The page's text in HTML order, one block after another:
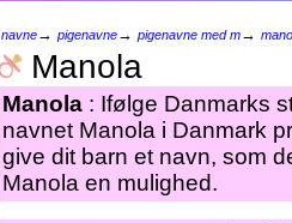
navne→ pigenavne→ pigenavne med m→
Manola
Manola : Ifølge Danmarks
navnet Manola i Danmark
give dit barn et navn, som
Manola en mulighed.